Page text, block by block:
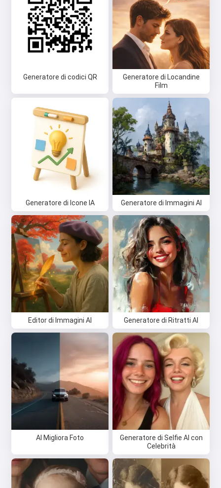
Generatore di codici QR
Generatore di Locandine
Film
Generatore di Icone IA Generatore di Immagini AI
Editor di Immagini AI Generatore di Ritratti AI
AI Migliora Foto
Generatore di Selfie AI con
Celebrità